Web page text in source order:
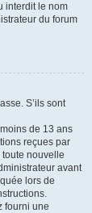
interdit le nom
du forum
S’ils sont
de 13 ans
reçues par
nouvelle
avant
lors de
fourni une